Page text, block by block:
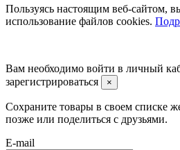
Пользуясь настоящим веб-сайтом,
использование файлов cookies.
Вам необходимо войти в личный
зарегистрироваться
×
Сохраните товары в своем списке
позже или поделиться с друзьями.
E-mail